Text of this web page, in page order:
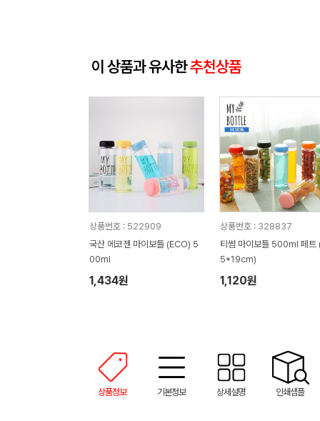
이 상품과 유사한추천상품
상품번호 : 522909
국산 에코젠 마이보틀 (ECO) 5
00ml
1,434원
상품번호 : 328837
티썸 마이보틀 500ml 페트
5*19cm)
1,120원
상품정보 기본정보 상세설명 인쇄샘플